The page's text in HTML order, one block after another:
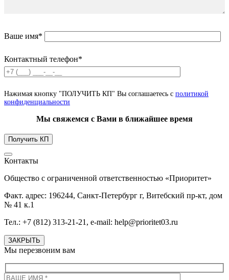
Ваше имя*
Контактный телефон*
Нажимая кнопку "ПОЛУЧИТЬ КП" Вы соглашаетесь с политикой
конфиденциальности
Мы свяжемся с Вами в ближайшее время
Контакты
Общество с ограниченной ответственностью «Приоритет»
Факт. адрес: 196244, Санкт-Петербург г, Витебский пр-кт, дом
№ 41 к.1
Тел.: +7 (812) 313-21-21, e-mail: help@prioritet03.ru
ЗАКРЫТЬ
Мы перезвоним вам